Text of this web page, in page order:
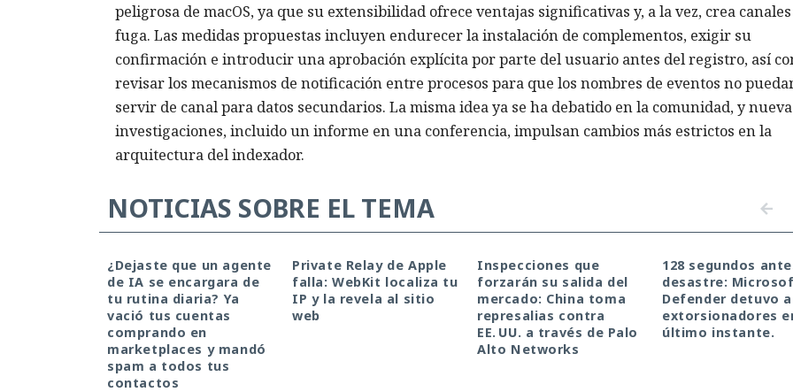
peligrosa de macOS, ya que su extensibilidad ofrece ventajas significativas y, a la vez, crea
fuga. Las medidas propuestas incluyen endurecer la instalación de complementos, exigir su
confirmación e introducir una aprobación explícita por parte del usuario antes del registro, así
revisar los mecanismos de notificación entre procesos para que los nombres de eventos no
servir de canal para datos secundarios. La misma idea ya se ha debatido en la comunidad, y
investigaciones, incluido un informe en una conferencia, impulsan cambios más estrictos en la
arquitectura del indexador.
NOTICIAS SOBRE EL TEMA
¿Dejaste que un agente
de IA se encargara de
tu rutina diaria? Ya
vació tus cuentas
comprando en
marketplaces y mandó
spam a todos tus
contactos
Private Relay de Apple
falla: WebKit localiza tu
IP y la revela al sitio
web
Inspecciones que
forzarán su salida del
mercado: China toma
represalias contra
EE. UU. a través de Palo
Alto Networks
128 segundos
desastre:
Defender detuvo
extorsionadores
último instante.